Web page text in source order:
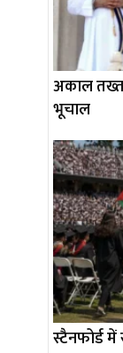
अकाल
भूचाल
स्टैनफोर्ड में